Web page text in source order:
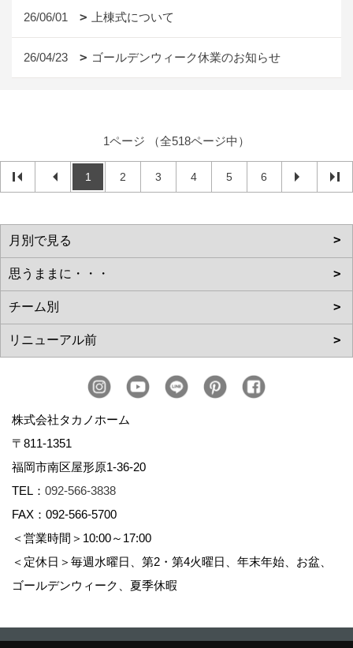
26/06/01 上棟式について
26/04/23 ゴールデンウィーク休業のお知らせ
1ページ （全518ページ中）
1 2 3 4 5 6
株式会社タカノホーム
〒811-1351
福岡市南区屋形原1-36-20
TEL： 092-566-3838
FAX：092-566-5700
＜営業時間＞10:00～17:00
＜定休日＞毎週水曜日、第2・第4火曜日、年末年始、お盆、
ゴールデンウィーク、夏季休暇